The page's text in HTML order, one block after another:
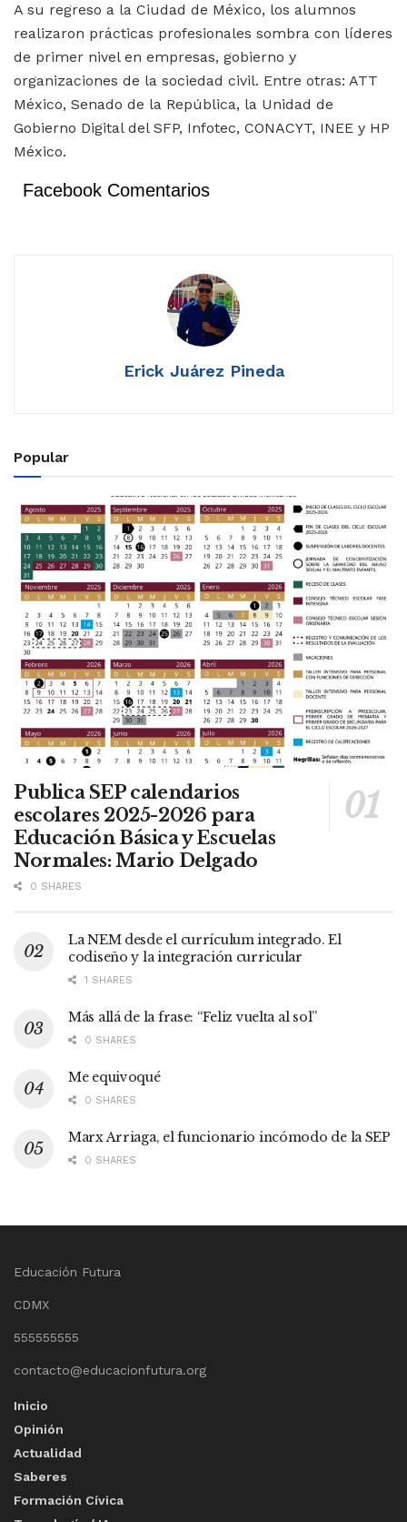
A su regreso a la Ciudad de México, los alumnos
realizaron prácticas profesionales sombra con líderes
de primer nivel en empresas, gobierno y
organizaciones de la sociedad civil. Entre otras: ATT
México, Senado de la República, la Unidad de
Gobierno Digital del SFP, Infotec, CONACYT, INEE y HP
México.
Facebook Comentarios
Erick Juárez Pineda
Popular
Publica SEP calendarios
escolares 2025-2026 para
Educación Básica y Escuelas
Normales: Mario Delgado
0 SHARES
La NEM desde el currículum integrado. El
codiseño y la integración curricular
1 SHARES
Más allá de la frase: “Feliz vuelta al sol”
0 SHARES
Me equivoqué
0 SHARES
Marx Arriaga, el funcionario incómodo de la SEP
0 SHARES
Educación Futura
CDMX
555555555
contacto@educacionfutura.org
Inicio
Opinión
Actualidad
Saberes
Formación Cívica